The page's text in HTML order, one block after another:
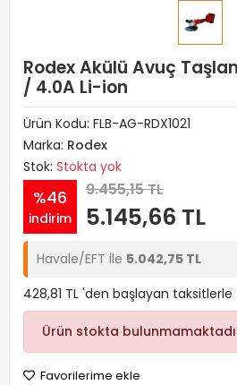
Rodex Akülü Avuç
/ 4.0A Li-ion
Ürün Kodu: FLB-AG-RDX1021
Marka: Rodex
Stok: Stokta yok
%46
indirim
9.455,15 TL
5.145,66 TL
Havale/EFT ile 5.042,75 TL
428,81 TL 'den başlayan taksitlerle
Ürün stokta
Favorilerime ekle